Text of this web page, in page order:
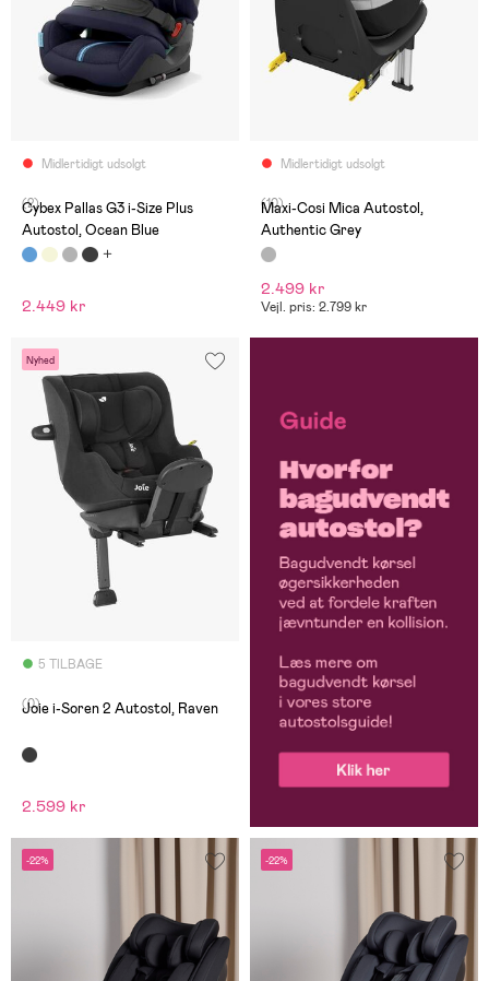
Midlertidigt udsolgt
(2)
Cybex Pallas G3 i-Size Plus
Autostol, Ocean Blue
2.449 kr
Midlertidigt udsolgt
(10)
Maxi-Cosi Mica Autostol,
Authentic Grey
2.499 kr
Vejl. pris: 2.799 kr
Nyhed
5 TILBAGE
(0)
Joie i-Soren 2 Autostol, Raven
2.599 kr
-22% -22%